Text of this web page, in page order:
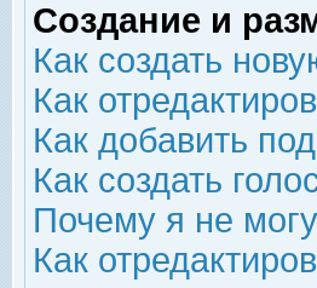
Создание и
Как создать
Как
Как добавить
Как создать
Почему я не
Как